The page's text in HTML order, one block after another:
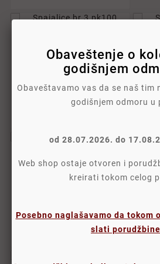
 
Spajalice Br.3 Pk100
Fornax 24777 Nikl
36,00 RSD
  
Fornax 24779 Nikl
85,00 RSD + 20% PDV
Obaveštenje o
godišnjem
Obaveštavamo vas da se naš tim
godišnjem odmoru u
od 28.07.2026. do
Web shop ostaje otvoren i
kreirati tokom celog
Posebno naglašavamo da tokom
slati